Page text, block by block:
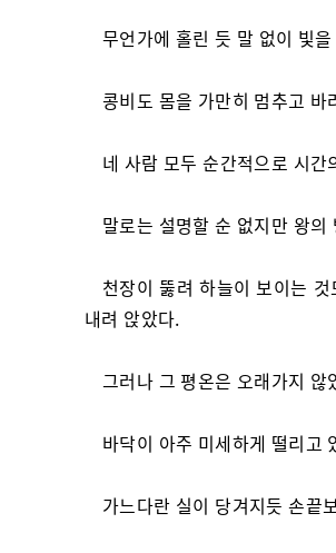
무언가에 홀린 듯 말 없이 빛
콩비도 몸을 가만히 멈추고 바
네 사람 모두 순간적으로 시
말로는 설명할 순 없지만 왕
천장이 뚫려 하늘이 보이는
내려 앉았다.
그러나 그 평온은 오래가지 않
바닥이 아주 미세하게 떨리고
가느다란 실이 당겨지듯 손끝